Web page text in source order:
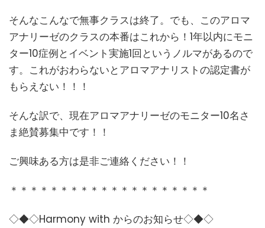
そんなこんなで無事クラスは終了。でも、このアロマ
アナリーゼのクラスの本番はこれから！1年以内にモニ
ター10症例とイベント実施1回というノルマがあるので
す。これがおわらないとアロマアナリストの認定書が
もらえない！！！
そんな訳で、現在アロマアナリーゼのモニター10名さ
ま絶賛募集中です！！
ご興味ある方は是非ご連絡ください！！
＊＊＊＊＊＊＊＊＊＊＊＊＊＊＊＊＊＊＊＊
◇◆◇Harmony with からのお知らせ◇◆◇